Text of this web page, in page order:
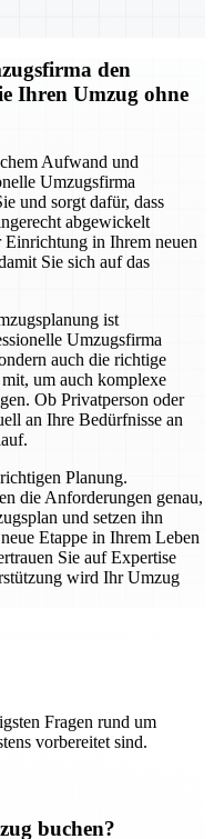
den
Ihren Umzug ohne
Aufwand und
Umzugsfirma
und sorgt dafür, dass
abgewickelt
Einrichtung in Ihrem neuen
Sie sich auf das
ist
Umzugsfirma
auch die richtige
mit, um auch komplexe
Ob Privatperson oder
an Ihre Bedürfnisse an
Planung.
die Anforderungen genau,
und setzen ihn
Etappe in Ihrem Leben
Sie auf Expertise
wird Ihr Umzug
Fragen rund um
vorbereitet sind.
buchen?